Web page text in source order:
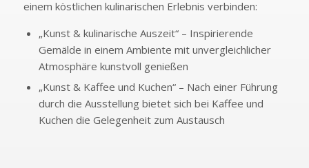
einem köstlichen kulinarischen Erlebnis verbinden:
„Kunst & kulinarische Auszeit“ – Inspirierende
Gemälde in einem Ambiente mit unvergleichlicher
Atmosphäre kunstvoll genießen
„Kunst & Kaffee und Kuchen“ – Nach einer Führung
durch die Ausstellung bietet sich bei Kaffee und
Kuchen die Gelegenheit zum Austausch